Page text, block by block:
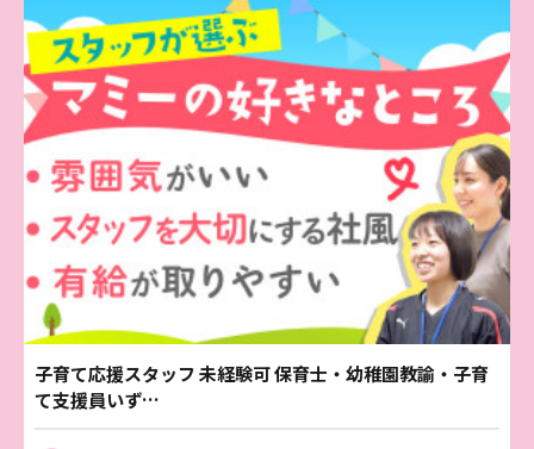
子育て応援スタッフ 未経験可 保育士・幼稚園教諭・子育
て支援員いず…